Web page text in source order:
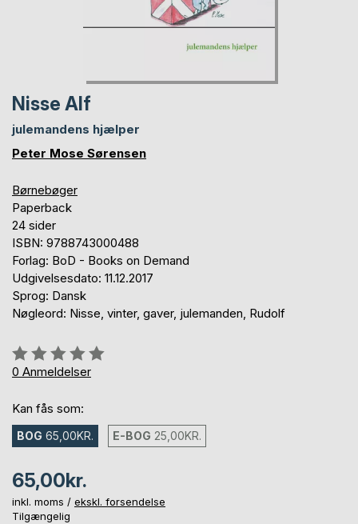
Nisse Alf
julemandens hjælper
Peter Mose Sørensen
Børnebøger
Paperback
24 sider
ISBN: 9788743000488
Forlag: BoD - Books on Demand
Udgivelsesdato: 11.12.2017
Sprog: Dansk
Nøgleord: Nisse, vinter, gaver, julemanden, Rudolf
Anmeldelse::
0%
0 Anmeldelser
Kan fås som:
BOG 65,00KR. E-BOG 25,00KR.
65,00kr.
inkl. moms / ekskl. forsendelse
Tilgængelig